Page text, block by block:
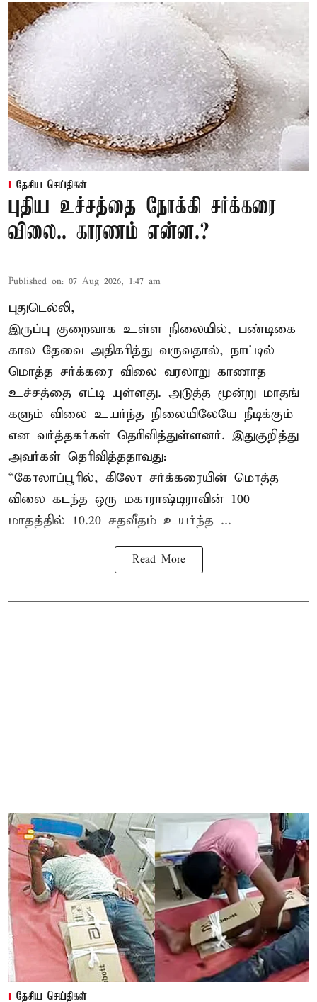
தேசிய செய்திகள்
புதிய உச்சத்தை நோக்கி சர்க்கரை
விலை.. காரணம் என்ன.?
Published on: 07 Aug 2026, 1:47 am
புதுடெல்லி,
இருப்பு குறைவாக உள்ள நிலையில், பண்டிகை
கால தேவை அதிகரித்து வருவதால், நாட்டில்
மொத்த சர்க்கரை விலை வரலாறு காணாத
உச்சத்தை எட்டி யுள்ளது. அடுத்த மூன்று மாதங்
களும் விலை உயர்ந்த நிலையிலேயே நீடிக்கும்
என வர்த்தகர்கள் தெரிவித்துள்ளனர். இதுகுறித்து
அவர்கள் தெரிவித்ததாவது:
“கோலாப்பூரில், கிலோ சர்க்கரையின் மொத்த
விலை கடந்த ஒரு மகாராஷ்டிராவின் 100
மாதத்தில் 10.20 சதவீதம் உயர்ந்த ...
Read More
தேசிய செய்திகள்